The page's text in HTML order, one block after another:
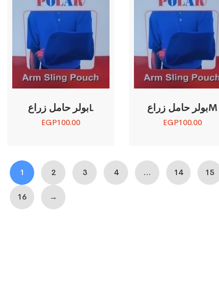
بولر حامل زراعL
EGP100.00
بولر حامل زراعM
EGP100.00
1 2 3 4 … 14 15
16 →